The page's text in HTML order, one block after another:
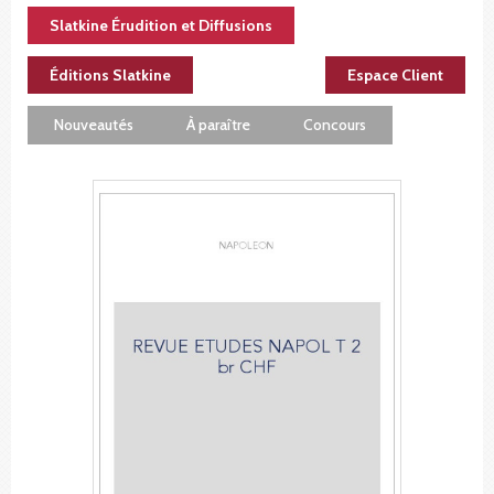
Slatkine Érudition et Diffusions
Éditions Slatkine Espace Client
Nouveautés À paraître Concours